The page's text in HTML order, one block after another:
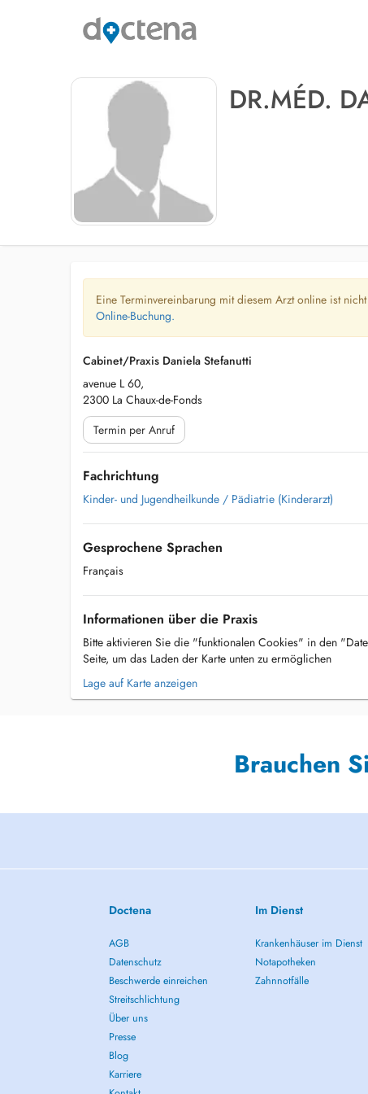
DR.MÉD.
Eine Terminvereinbarung mit diesem Arzt online ist
Online-Buchung.
Cabinet/Praxis Daniela Stefanutti
avenue L 60,
2300 La Chaux-de-Fonds
Termin per Anruf
Fachrichtung
Kinder- und Jugendheilkunde / Pädiatrie (Kinderarzt)
Gesprochene Sprachen
Français
Informationen über die Praxis
Bitte aktivieren Sie die "funktionalen Cookies" in den
Seite, um das Laden der Karte unten zu ermöglichen
Lage auf Karte anzeigen
Brauchen
Doctena
AGB
Datenschutz
Beschwerde einreichen
Streitschlichtung
Über uns
Presse
Blog
Karriere
Im Dienst
Krankenhäuser im Dienst
Notapotheken
Zahnnotfälle